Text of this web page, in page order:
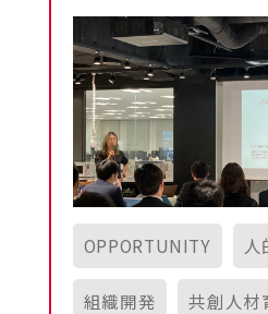
OPPORTUNITY 人
組織開発 共創人材